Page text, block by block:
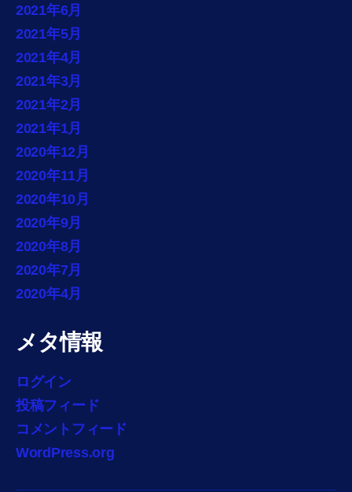
2021年6月
2021年5月
2021年4月
2021年3月
2021年2月
2021年1月
2020年12月
2020年11月
2020年10月
2020年9月
2020年8月
2020年7月
2020年4月
メタ情報
ログイン
投稿フィード
コメントフィード
WordPress.org